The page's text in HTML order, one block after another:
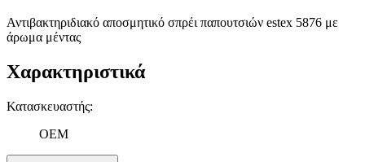
Αντιβακτηριδιακό αποσμητικό σπρέι παπουτσιών estex 5876 με
άρωμα μέντας
Χαρακτηριστικά
Κατασκευαστής:
OEM